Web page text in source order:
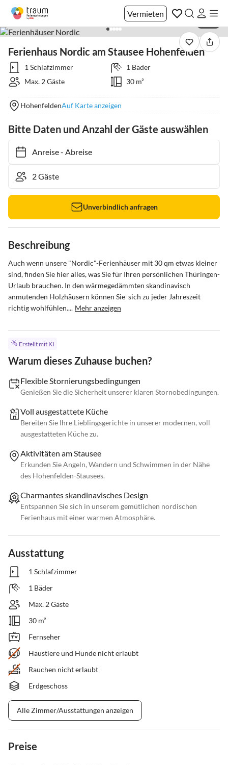
Vermieten
Ferienhaus Nordic am Stausee Hohenfelden
1 Schlafzimmer
1 Bäder
Max. 2 Gäste
30 m²
HohenfeldenAuf Karte anzeigen
Bitte Daten und Anzahl der Gäste auswählen
Anreise- Abreise
Unverbindlich anfragen
Beschreibung
Auch wenn unsere "Nordic"-Ferienhäuser mit 30 qm etwas kleiner
sind, finden Sie hier alles, was Sie für Ihren persönlichen Thüringen-
Urlaub brauchen. In den wärmegedämmten skandinavisch
anmutenden Holzhäusern können Sie  sich zu jeder Jahreszeit
richtig wohlfühlen.... Mehr anzeigen
Erstellt mit KI
Warum dieses Zuhause buchen?
Flexible Stornierungsbedingungen
Genießen Sie die Sicherheit unserer klaren Stornobedingungen.
Voll ausgestattete Küche
Bereiten Sie Ihre Lieblingsgerichte in unserer modernen, voll
ausgestatteten Küche zu.
Aktivitäten am Stausee
Erkunden Sie Angeln, Wandern und Schwimmen in der Nähe
des Hohenfelden-Stausees.
Charmantes skandinavisches Design
Entspannen Sie sich in unserem gemütlichen nordischen
Ferienhaus mit einer warmen Atmosphäre.
Ausstattung
1 Schlafzimmer
1 Bäder
Max. 2 Gäste
30 m²
Fernseher
Haustiere und Hunde nicht erlaubt
Rauchen nicht erlaubt
Erdgeschoss
Alle Zimmer/Ausstattungen anzeigen
Preise